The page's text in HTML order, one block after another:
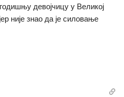
девојчицу у Великој
није знао да је силовање